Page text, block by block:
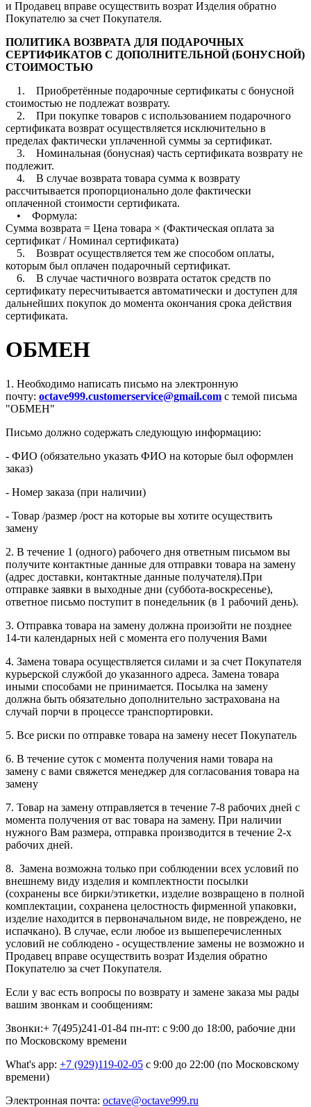
и Продавец вправе осуществить возрат Изделия обратно
Покупателю за счет Покупателя.
ПОЛИТИКА ВОЗВРАТА ДЛЯ ПОДАРОЧНЫХ
СЕРТИФИКАТОВ С ДОПОЛНИТЕЛЬНОЙ (БОНУСНОЙ)
СТОИМОСТЬЮ
1. Приобретённые подарочные сертификаты с бонусной
стоимостью не подлежат возврату.
2. При покупке товаров с использованием подарочного
сертификата возврат осуществляется исключительно в
пределах фактически уплаченной суммы за сертификат.
3. Номинальная (бонусная) часть сертификата возврату не
подлежит.
4. В случае возврата товара сумма к возврату
рассчитывается пропорционально доле фактически
оплаченной стоимости сертификата.
• Формула:
Сумма возврата = Цена товара × (Фактическая оплата за
сертификат / Номинал сертификата)
5. Возврат осуществляется тем же способом оплаты,
которым был оплачен подарочный сертификат.
6. В случае частичного возврата остаток средств по
сертификату пересчитывается автоматически и доступен для
дальнейших покупок до момента окончания срока действия
сертификата.
ОБМЕН
1. Необходимо написать письмо на электронную
почту: octave999.customerservice@gmail.com с темой письма
"ОБМЕН"
Письмо должно содержать следующую информацию:
- ФИО (обязательно указать ФИО на которые был оформлен
заказ)
- Номер заказа (при наличии)
- Товар /размер /рост на которые вы хотите осуществить
замену
2. В течение 1 (одного) рабочего дня ответным письмом вы
получите контактные данные для отправки товара на замену
(адрес доставки, контактные данные получателя).При
отправке заявки в выходные дни (суббота-воскресенье),
ответное письмо поступит в понедельник (в 1 рабочий день).
3. Отправка товара на замену должна произойти не позднее
14-ти календарных ней с момента его получения Вами
4. Замена товара осуществляется силами и за счет Покупателя
курьерской службой до указанного адреса. Замена товара
иными способами не принимается. Посылка на замену
должна быть обязательно дополнительно застрахована на
случай порчи в процессе транспортировки.
5. Все риски по отправке товара на замену несет Покупатель
6. В течение суток с момента получения нами товара на
замену с вами свяжется менеджер для согласования товара на
замену
7. Товар на замену отправляется в течение 7-8 рабочих дней с
момента получения от вас товара на замену. При наличии
нужного Вам размера, отправка производится в течение 2-х
рабочих дней.
8. Замена возможна только при соблюдении всех условий по
внешнему виду изделия и комплектности посылки
(сохранены все бирки/этикетки, изделие возвращено в полной
комплектации, сохранена целостность фирменной упаковки,
изделие находится в первоначальном виде, не повреждено, не
испачкано). В случае, если любое из вышеперечисленных
условий не соблюдено - осуществление замены не возможно и
Продавец вправе осуществить возрат Изделия обратно
Покупателю за счет Покупателя.
Если у вас есть вопросы по возврату и замене заказа мы рады
вашим звонкам и сообщениям:
Звонки:+ 7(495)241-01-84 пн-пт: с 9:00 до 18:00, рабочие дни
по Московскому времени
What's app: +7 (929)119-02-05 с 9:00 до 22:00 (по Московскому
времени)
Электронная почта: octave@octave999.ru